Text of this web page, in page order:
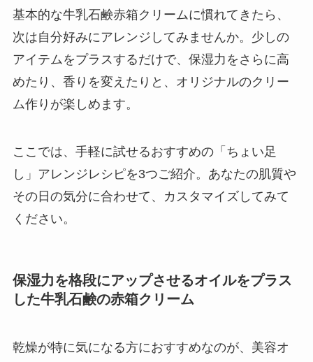
基本的な牛乳石鹸赤箱クリームに慣れてきたら、
次は自分好みにアレンジしてみませんか。少しの
アイテムをプラスするだけで、保湿力をさらに高
めたり、香りを変えたりと、オリジナルのクリー
ム作りが楽しめます。
ここでは、手軽に試せるおすすめの「ちょい足
し」アレンジレシピを3つご紹介。あなたの肌質や
その日の気分に合わせて、カスタマイズしてみて
ください。
保湿力を格段にアップさせるオイルをプラス
した牛乳石鹸の赤箱クリーム
乾燥が特に気になる方におすすめなのが、美容オ